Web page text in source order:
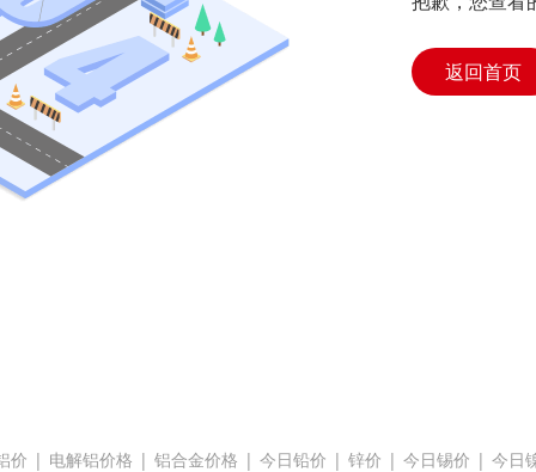
返回首页
价 | 电解铝价格 | 铝合金价格 | 今日铅价 | 锌价 | 今日锡价 | 今日